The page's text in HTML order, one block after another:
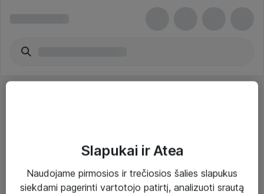
Paslaugos
Slapukai ir Atea
Naudojame pirmosios ir trečiosios šalies slapukus
siekdami pagerinti vartotojo patirtį, analizuoti srautą